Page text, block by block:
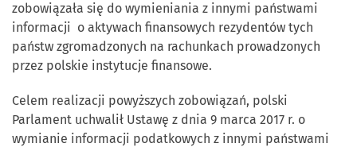
zobowiązała się do wymieniania z innymi państwami
informacji o aktywach finansowych rezydentów tych
państw zgromadzonych na rachunkach prowadzonych
przez polskie instytucje finansowe.
Celem realizacji powyższych zobowiązań, polski
Parlament uchwalił Ustawę z dnia 9 marca 2017 r. o
wymianie informacji podatkowych z innymi państwami